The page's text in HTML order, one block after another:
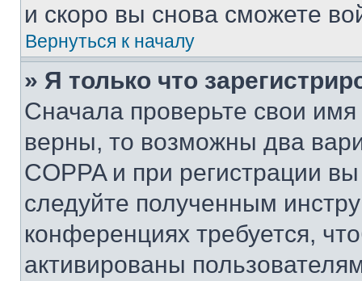
и скоро вы снова сможете
Вернуться к началу
» Я только что
Сначала проверьте свои
верны, то возможны два
COPPA и при регистрации
следуйте полученным
конференциях требуется,
активированы